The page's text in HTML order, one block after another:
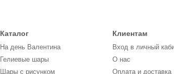
Каталог
На день Валентина
Гелиевые шары
Шары с рисунком
Клиентам
Вход в личный
О нас
Оплата и доставка